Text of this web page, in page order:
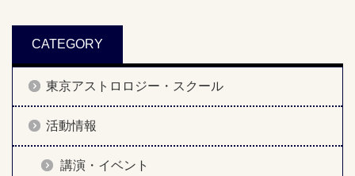
CATEGORY
東京アストロロジー・スクール
活動情報
講演・イベント